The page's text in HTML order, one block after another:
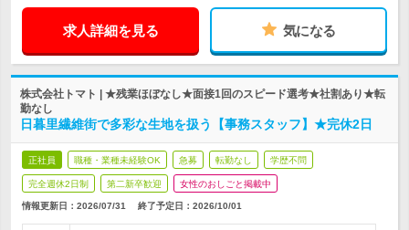
求人詳細を見る 気になる
株式会社トマト | ★残業ほぼなし★面接1回のスピード選考★社割あり★転
勤なし
日暮里繊維街で多彩な生地を扱う【事務スタッフ】★完休2日
正社員 職種・業種未経験OK 急募 転勤なし 学歴不問
完全週休2日制 第二新卒歓迎 女性のおしごと掲載中
情報更新日：2026/07/31 終了予定日： 2026/10/01